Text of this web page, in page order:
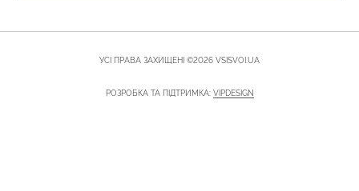
УСІ ПРАВА ЗАХИЩЕНІ ©2026 VSISVOI.UA
РОЗРОБКА ТА ПІДТРИМКА: VIPDESIGN